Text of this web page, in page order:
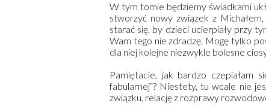
W tym tomie będziemy świadkami
stworzyć nowy związek z
starać się, by dzieci ucierpiały przy
Wam tego nie zdradzę. Mogę tylko
dla niej kolejne niezwykle bolesne
Pamiętacie, jak bardzo czepiałam
fabularnej“? Niestety, tu wcale nie
związku, relację z rozprawy